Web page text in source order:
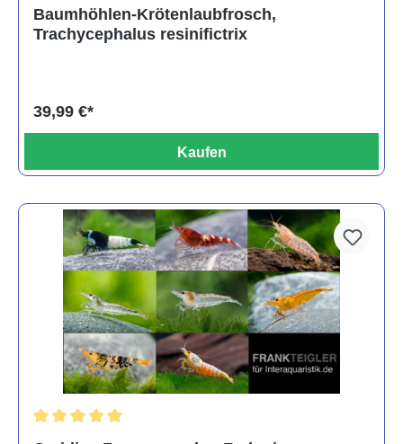
Baumhöhlen-Krötenlaubfrosch,
Trachycephalus resinifictrix
39,99 €*
Kaufen